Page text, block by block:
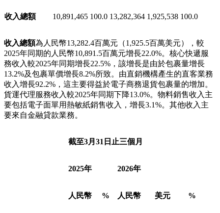
快遞服務 10,122,290 92.9 12,523,779 1,815,567 94.3
貨運代理服務 179,219 1.7 155,910 22,602 1.2
物料銷售 560,297 5.1 577,675 83,745 4.3
其他 29,659 0.3 25,000 3,624 0.2
務收入較2025年同期增長22.5%，該增長是由於包裹量增長
收入增長92.2%，這主要得益於電子商務退貨包裹量的增加。
貨運代理服務收入較2025年同期下降13.0%。物料銷售收入主